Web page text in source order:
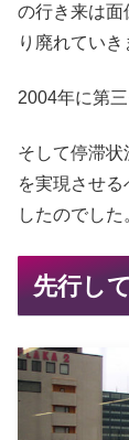
の行き来は面
り廃れていき
2004年に第
そして停滞
を実現させ
したのでした
先行し